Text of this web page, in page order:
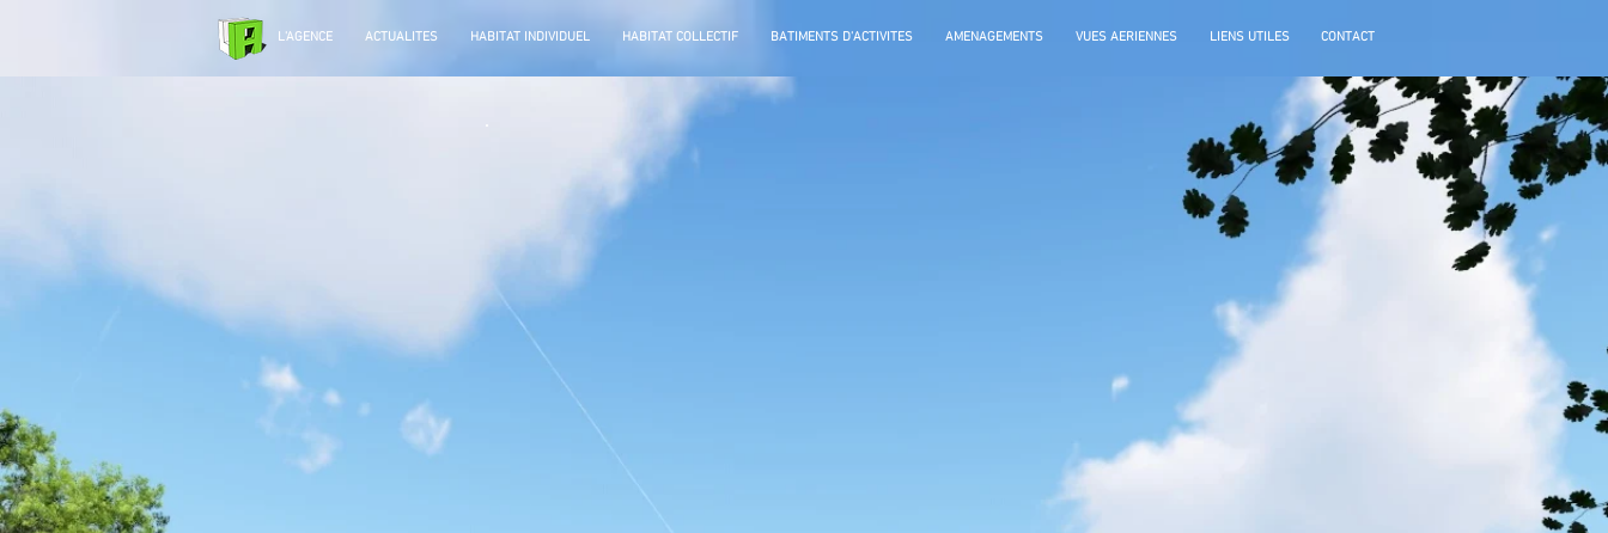
L'AGENCE ACTUALITES HABITAT INDIVIDUEL HABITAT COLLECTIF BATIMENTS D'ACTIVITES AMENAGEMENTS VUES AERIENNES LIENS UTILES CONTACT
L ' A T E L I E R
Pascal MAUREL, architecte